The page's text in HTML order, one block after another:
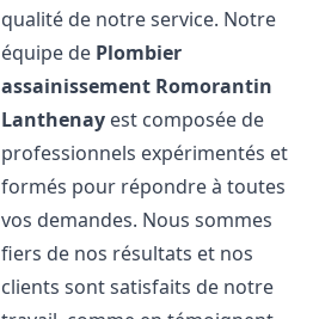
qualité de notre service. Notre
équipe de Plombier
assainissement Romorantin
Lanthenay est composée de
professionnels expérimentés et
formés pour répondre à toutes
vos demandes. Nous sommes
fiers de nos résultats et nos
clients sont satisfaits de notre